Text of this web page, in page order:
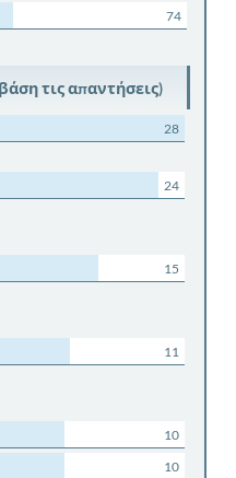
74
τις απαντήσεις)
28
24
15
11
10
10